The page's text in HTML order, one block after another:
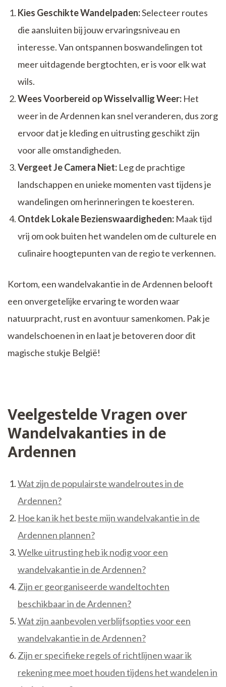
Kies Geschikte Wandelpaden:Selecteer routes
die aansluiten bij jouw ervaringsniveau en
interesse. Van ontspannen boswandelingen tot
meer uitdagende bergtochten, er is voor elk wat
wils.
Wees Voorbereid op Wisselvallig Weer: Het
weer in de Ardennen kan snel veranderen, dus zorg
ervoor dat je kleding en uitrusting geschikt zijn
voor alle omstandigheden.
Vergeet Je Camera Niet: Leg de prachtige
landschappen en unieke momenten vast tijdens je
wandelingen om herinneringen te koesteren.
Ontdek Lokale Bezienswaardigheden: Maak tijd
vrij om ook buiten het wandelen om de culturele en
culinaire hoogtepunten van de regio te verkennen.
Kortom, een wandelvakantie in de Ardennen belooft
een onvergetelijke ervaring te worden waar
natuurpracht, rust en avontuur samenkomen. Pak je
wandelschoenen in en laat je betoveren door dit
magische stukje België!
Veelgestelde Vragen over
Wandelvakanties in de
Ardennen
Wat zijn de populairste wandelroutes in de
Ardennen?
Hoe kan ik het beste mijn wandelvakantie in de
Ardennen plannen?
Welke uitrusting heb ik nodig voor een
wandelvakantie in de Ardennen?
Zijn er georganiseerde wandeltochten
beschikbaar in de Ardennen?
Wat zijn aanbevolen verblijfsopties voor een
wandelvakantie in de Ardennen?
Zijn er specifieke regels of richtlijnen waar ik
rekening mee moet houden tijdens het wandelen in